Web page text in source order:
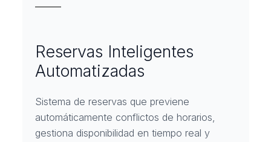
Reservas Inteligentes
Automatizadas
Sistema de reservas que previene
automáticamente conflictos de horarios,
gestiona disponibilidad en tiempo real y